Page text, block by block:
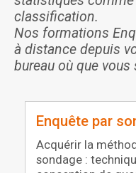
classification.
Nos formations
à distance depuis
bureau où que vous
Enquête par
Acquérir la
sondage :